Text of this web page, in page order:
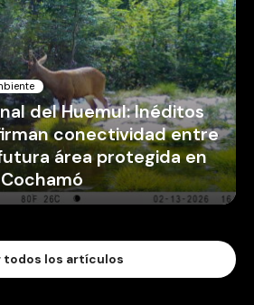
todos los artículos
Fotografía